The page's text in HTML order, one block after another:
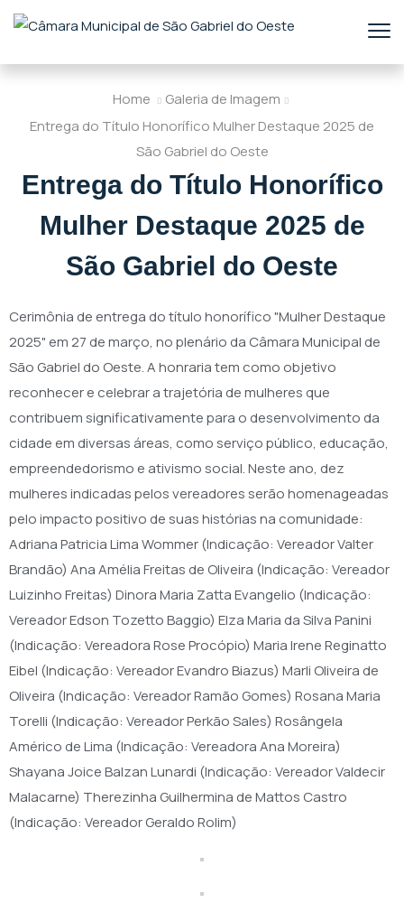
Home
Galeria de Imagem
Entrega do Título Honorífico Mulher Destaque 2025 de
São Gabriel do Oeste
Entrega do Título Honorífico
Mulher Destaque 2025 de
São Gabriel do Oeste
Cerimônia de entrega do título honorífico "Mulher Destaque
2025" em 27 de março, no plenário da Câmara Municipal de
São Gabriel do Oeste. A honraria tem como objetivo
reconhecer e celebrar a trajetória de mulheres que
contribuem significativamente para o desenvolvimento da
cidade em diversas áreas, como serviço público, educação,
empreendedorismo e ativismo social. Neste ano, dez
mulheres indicadas pelos vereadores serão homenageadas
pelo impacto positivo de suas histórias na comunidade:
Adriana Patricia Lima Wommer (Indicação: Vereador Valter
Brandão) Ana Amélia Freitas de Oliveira (Indicação: Vereador
Luizinho Freitas) Dinora Maria Zatta Evangelio (Indicação:
Vereador Edson Tozetto Baggio) Elza Maria da Silva Panini
(Indicação: Vereadora Rose Procópio) Maria Irene Reginatto
Eibel (Indicação: Vereador Evandro Biazus) Marli Oliveira de
Oliveira (Indicação: Vereador Ramão Gomes) Rosana Maria
Torelli (Indicação: Vereador Perkão Sales) Rosângela
Américo de Lima (Indicação: Vereadora Ana Moreira)
Shayana Joice Balzan Lunardi (Indicação: Vereador Valdecir
Malacarne) Therezinha Guilhermina de Mattos Castro
(Indicação: Vereador Geraldo Rolim)